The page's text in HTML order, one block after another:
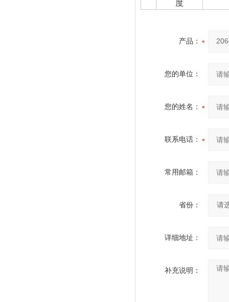
度
产品：
您的单位：
您的姓名：
联系电话：
常用邮箱：
省份：
详细地址：
补充说明：